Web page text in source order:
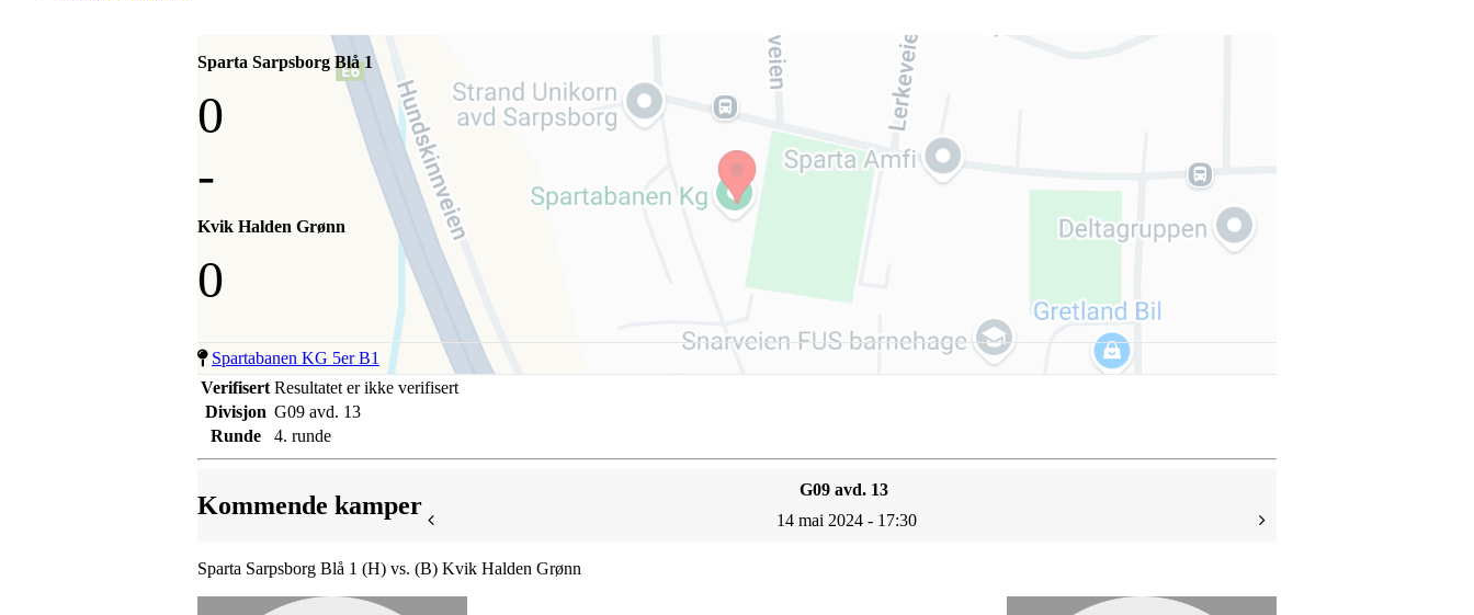
Sparta Sarpsborg Blå 1
0
-
Kvik Halden Grønn
0
Spartabanen KG 5er B1
Verifisert Resultatet er ikke verifisert
Divisjon G09 avd. 13
Runde
4. runde
Kommende kamper
G09 avd. 13
14 mai 2024 - 17:30
Sparta Sarpsborg Blå 1 (H) vs. (B) Kvik Halden Grønn